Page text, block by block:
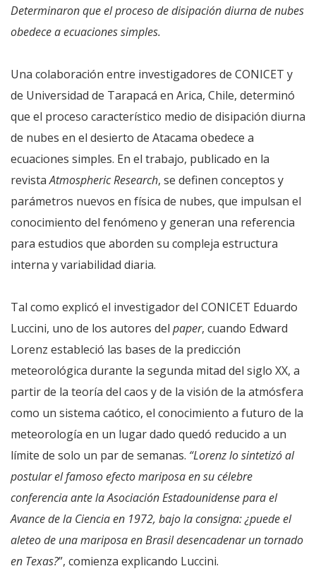
Determinaron que el proceso de disipación diurna de nubes
obedece a ecuaciones simples.
Una colaboración entre investigadores de CONICET y
de Universidad de Tarapacá en Arica, Chile, determinó
que el proceso característico medio de disipación diurna
de nubes en el desierto de Atacama obedece a
ecuaciones simples. En el trabajo, publicado en la
revistaAtmospheric Research, se definen conceptos y
parámetros nuevos en física de nubes, que impulsan el
conocimiento del fenómeno y generan una referencia
para estudios que aborden su compleja estructura
interna y variabilidad diaria.
Tal como explicó el investigador del CONICET Eduardo
Luccini, uno de los autores del paper, cuando Edward
Lorenz estableció las bases de la predicción
meteorológica durante la segunda mitad del siglo XX, a
partir de la teoría del caos y de la visión de la atmósfera
como un sistema caótico, el conocimiento a futuro de la
meteorología en un lugar dado quedó reducido a un
límite de solo un par de semanas. “Lorenz lo sintetizó al
postular el famoso efecto mariposa en su célebre
conferencia ante la Asociación Estadounidense para el
Avance de la Ciencia en 1972, bajo la consigna: ¿puede el
aleteo de una mariposa en Brasil desencadenar un tornado
en Texas?”, comienza explicando Luccini.